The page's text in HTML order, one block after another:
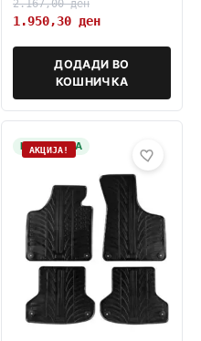
2.167,00ден
1.950,30 ден
ДОДАДИ ВО
КОШНИЧКА
НА ЗАЛИХА
АКЦИЈА!